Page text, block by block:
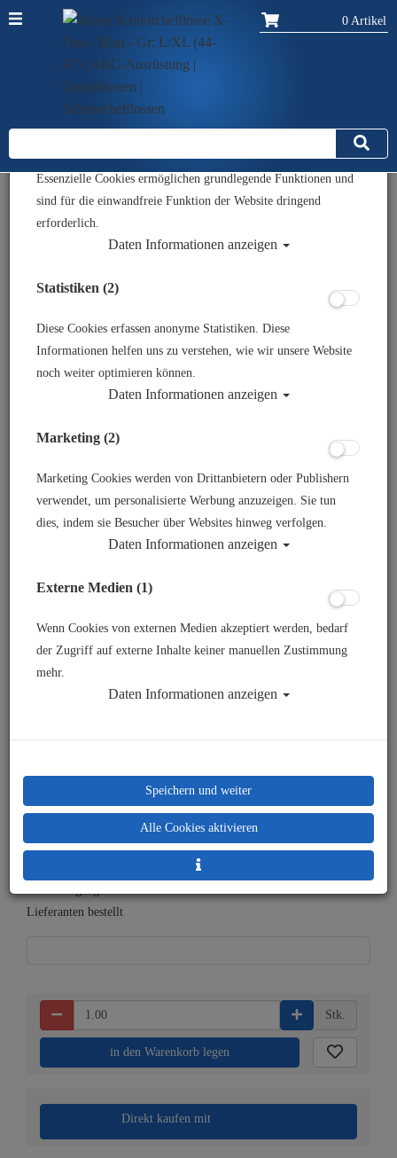
0 Artikel
Mares Schnorchelflosse X-One - Blau -
Lieferbar in 1-2 Wochen,
Lieferanten bestellt
Prämienpunkte: 50
Stk.
in den Warenkorb legen
Direkt kaufen mit
Datenschutzeinstellungen
Essenzielle Cookies ermöglichen grundlegende Funktionen und
sind für die einwandfreie Funktion der Website dringend
erforderlich.
Daten Informationen anzeigen
Statistiken (2)
Diese Cookies erfassen anonyme Statistiken. Diese
Informationen helfen uns zu verstehen, wie wir unsere Website
noch weiter optimieren können.
Daten Informationen anzeigen
Marketing (2)
Marketing Cookies werden von Drittanbietern oder Publishern
verwendet, um personalisierte Werbung anzuzeigen. Sie tun
dies, indem sie Besucher über Websites hinweg verfolgen.
Daten Informationen anzeigen
Externe Medien (1)
Wenn Cookies von externen Medien akzeptiert werden, bedarf
der Zugriff auf externe Inhalte keiner manuellen Zustimmung
mehr.
Daten Informationen anzeigen
Speichern und weiter
Alle Cookies aktivieren